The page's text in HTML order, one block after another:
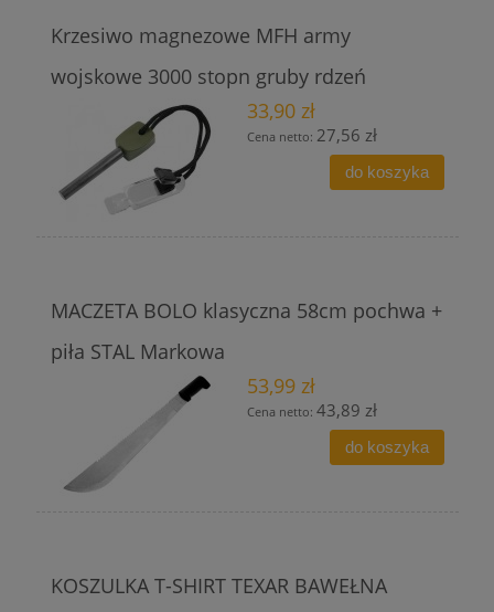
Krzesiwo magnezowe MFH army
wojskowe 3000 stopn gruby rdzeń
33,90 zł
Cena netto: 27,56 zł
do koszyka
MACZETA BOLO klasyczna 58cm pochwa +
piła STAL Markowa
53,99 zł
Cena netto: 43,89 zł
do koszyka
KOSZULKA T-SHIRT TEXAR BAWEŁNA